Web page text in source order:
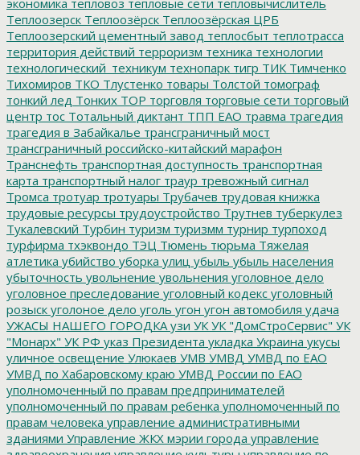
Теплоозерск Теплоозёрск Теплоозёрская ЦРБ
Теплоозерский цементный завод теплосбыт теплотрасса
территория действий терроризм техника технологии
технологический_техникум технопарк тигр ТИК Тимченко
Тихомиров ТКО Тлустенко товары Толстой томограф
тонкий лед Тонких ТОР торговля торговые сети торговый
центр тос Тотальный диктант ТПП ЕАО травма трагедия
трагедия в Забайкалье трансграничный мост
трансграничный российско-китайский марафон
Транснефть транспортная доступность транспортная
карта транспортный налог траур тревожный сигнал
Тромса тротуар тротуары Трубачев трудовая книжка
трудовые ресурсы трудоустройство Трутнев туберкулез
Тукалевский Турбин туризм туризмм турнир турпоход
турфирма тхэквондо ТЭЦ Тюмень тюрьма Тяжелая
атлетика убийство уборка улиц убыль убыль населения
убыточность увольнение увольнения уголовное дело
уголовное преследование уголовный кодекс уголовный
розыск уголоное дело уголь угон угон автомобиля удача
УЖАСЫ НАШЕГО ГОРОДКА узи УК УК "ДомСтроСервис" УК
"Монарх" УК РФ указ Президента укладка Украина укусы
уличное освещение Улюкаев УМВ УМВД УМВД по ЕАО
УМВД по Хабаровскому краю УМВД России по ЕАО
уполномоченный по правам предпринимателей
уполномоченный по правам ребенка уполномоченный по
правам человека управление административными
зданиями Управление ЖКХ мэрии города управление